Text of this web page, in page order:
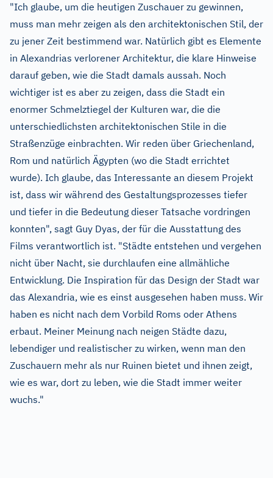
"Ich glaube, um die heutigen Zuschauer zu gewinnen,
muss man mehr zeigen als den architektonischen Stil, der
zu jener Zeit bestimmend war. Natürlich gibt es Elemente
in Alexandrias verlorener Architektur, die klare Hinweise
darauf geben, wie die Stadt damals aussah. Noch
wichtiger ist es aber zu zeigen, dass die Stadt ein
enormer Schmelztiegel der Kulturen war, die die
unterschiedlichsten architektonischen Stile in die
Straßenzüge einbrachten. Wir reden über Griechenland,
Rom und natürlich Ägypten (wo die Stadt errichtet
wurde). Ich glaube, das Interessante an diesem Projekt
ist, dass wir während des Gestaltungsprozesses tiefer
und tiefer in die Bedeutung dieser Tatsache vordringen
konnten", sagt Guy Dyas, der für die Ausstattung des
Films verantwortlich ist. "Städte entstehen und vergehen
nicht über Nacht, sie durchlaufen eine allmähliche
Entwicklung. Die Inspiration für das Design der Stadt war
das Alexandria, wie es einst ausgesehen haben muss. Wir
haben es nicht nach dem Vorbild Roms oder Athens
erbaut. Meiner Meinung nach neigen Städte dazu,
lebendiger und realistischer zu wirken, wenn man den
Zuschauern mehr als nur Ruinen bietet und ihnen zeigt,
wie es war, dort zu leben, wie die Stadt immer weiter
wuchs."